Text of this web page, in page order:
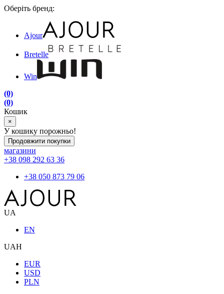
Оберіть бренд:
Ajour
Bretelle
Win
(0)
(0)
Кошик
×
У кошику порожньо!
Продовжити покупки
магазини
+38 098 292 63 36
+38 050 873 79 06
UA
EN
UAH
EUR
USD
PLN